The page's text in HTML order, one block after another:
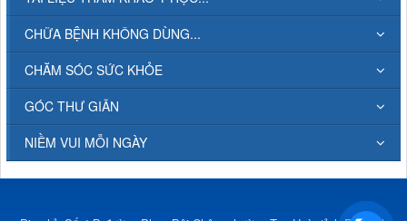
CHỮA BỆNH KHÔNG DÙNG...
CHĂM SÓC SỨC KHỎE
GÓC THƯ GIÃN
NIỀM VUI MỖI NGÀY